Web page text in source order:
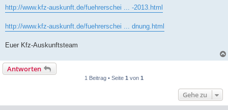
http://www.kfz-auskunft.de/fuehrerschei ... -2013.html
http://www.kfz-auskunft.de/fuehrerschei ... dnung.html
Euer Kfz-Auskunftsteam
Antworten
1 Beitrag • Seite 1 von 1
Gehe zu